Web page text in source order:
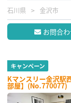
石川県 金沢市
お問合
キャンペーン
Kマンスリー金沢駅
部屋】(No.770077)